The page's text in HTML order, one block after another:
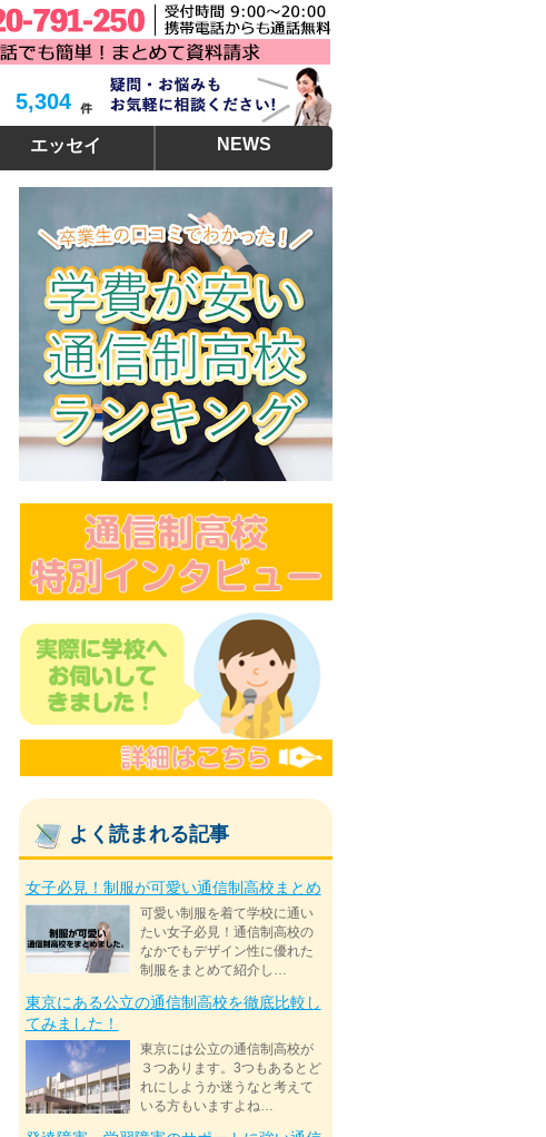
5,304
エッセイ NEWS
よく読まれる記事
女子必見！制服が可愛い通信制高校まとめ
可愛い制服を着て学校に通い
たい女子必見！通信制高校の
なかでもデザイン性に優れた
制服をまとめて紹介し…
東京にある公立の通信制高校を徹底比較し
てみました！
東京には公立の通信制高校が
３つあります。3つもあるとど
れにしようか迷うなと考えて
いる方もいますよね…